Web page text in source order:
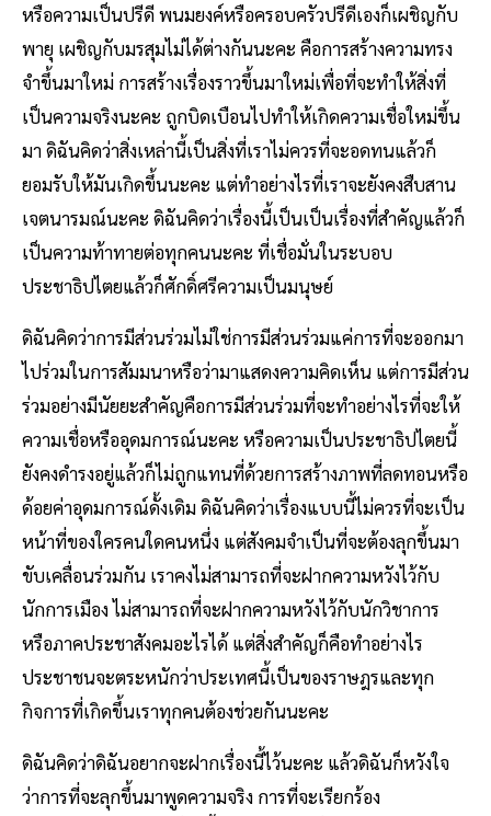
หรือความเป็นปรีดี พนมยงค์หรือครอบครัวปรีดีเองก็เผชิญกับ
พายุ เผชิญกับมรสุมไม่ได้ต่างกันนะคะ คือการสร้างความทรง
จำขึ้นมาใหม่ การสร้างเรื่องราวขึ้นมาใหม่เพื่อที่จะทำให้สิ่งที่
เป็นความจริงนะคะ ถูกบิดเบือนไปทำให้เกิดความเชื่อใหม่ขึ้น
มา ดิฉันคิดว่าสิ่งเหล่านี้เป็นสิ่งที่เราไม่ควรที่จะอดทนแล้วก็
ยอมรับให้มันเกิดขึ้นนะคะ แต่ทำอย่างไรที่เราจะยังคงสืบสาน
เจตนารมณ์นะคะ ดิฉันคิดว่าเรื่องนี้เป็นเป็นเรื่องที่สำคัญแล้วก็
เป็นความท้าทายต่อทุกคนนะคะ ที่เชื่อมั่นในระบอบ
ประชาธิปไตยแล้วก็ศักดิ์ศรีความเป็นมนุษย์
ดิฉันคิดว่าการมีส่วนร่วมไม่ใช่การมีส่วนร่วมแค่การที่จะออกมา
ไปร่วมในการสัมมนาหรือว่ามาแสดงความคิดเห็น แต่การมีส่วน
ร่วมอย่างมีนัยยะสำคัญคือการมีส่วนร่วมที่จะทำอย่างไรที่จะให้
ความเชื่อหรืออุดมการณ์นะคะ หรือความเป็นประชาธิปไตยนี้
ยังคงดำรงอยู่แล้วก็ไม่ถูกแทนที่ด้วยการสร้างภาพที่ลดทอนหรือ
ด้อยค่าอุดมการณ์ดั้งเดิม ดิฉันคิดว่าเรื่องแบบนี้ไม่ควรที่จะเป็น
หน้าที่ของใครคนใดคนหนึ่ง แต่สังคมจำเป็นที่จะต้องลุกขึ้นมา
ขับเคลื่อนร่วมกัน เราคงไม่สามารถที่จะฝากความหวังไว้กับ
นักการเมือง ไม่สามารถที่จะฝากความหวังไว้กับนักวิชาการ
หรือภาคประชาสังคมอะไรได้ แต่สิ่งสำคัญก็คือทำอย่างไร
ประชาชนจะตระหนักว่าประเทศนี้เป็นของราษฎรและทุก
กิจการที่เกิดขึ้นเราทุกคนต้องช่วยกันนะคะ
ดิฉันคิดว่าดิฉันอยากจะฝากเรื่องนี้ไว้นะคะ แล้วดิฉันก็หวังใจ
ว่าการที่จะลุกขึ้นมาพูดความจริง การที่จะเรียกร้อง